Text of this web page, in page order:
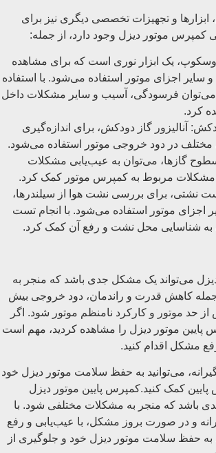
ابزارها و تجهیزات تخصصی دیگری نیز برای
کمپرس موتور دیزل وجود دارد، از جمله:
یک ابزار نوری است که برای مشاهده
و سایر اجزای موتور استفاده می‌شود. با استفاده
می‌توان فرسودگی، آسیب و سایر مشکلات داخل
کرد.
آنالیزور گاز دودکش، برای اندازه‌گیری
در دود خروجی موتور استفاده می‌شود.
سطوح گازها، می‌توان به عیب‌یابی مشکلات
مشکلات مربوط به کمپرس موتور کمک کرد.
نشتی، برای بررسی نشت هوا از سیلندرها،
اجزای موتور استفاده می‌شود. با انجام تست
به شناسایی محل نشت و رفع آن کمک کرد.
می‌تواند یک مشکل جدی باشد که منجر به
کاهش قدرت و راندمان، دود خروجی بیش
حد موتور و کارکرد نامنظم موتور شود. اگر
پایین موتور دیزل را مشاهده کردید، مهم است
مشکل اقدام کنید.
می‌توانید به حفظ سلامت موتور دیزل خود
کمک کنید.کمپرس پایین موتور دیزل
باشد که منجر به مشکلات مختلفی شود. با
و در صورت بروز مشکل، با عیب‌یابی و رفع
به حفظ سلامت موتور دیزل خود و جلوگیری از